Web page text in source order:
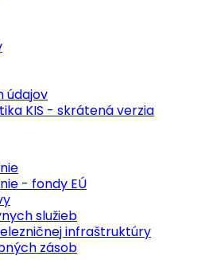
údajov
KIS - skrátená verzia
- fondy EÚ
služieb
infraštruktúry
zásob